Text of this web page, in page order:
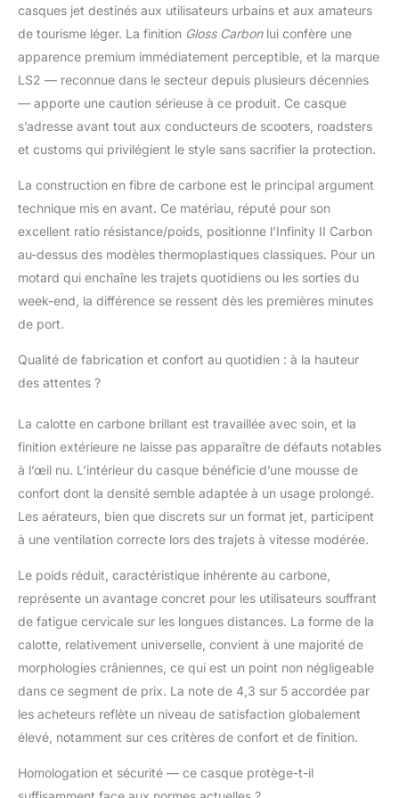
casques jet destinés aux utilisateurs urbains et aux amateurs
de tourisme léger. La finition Gloss Carbonlui confère une
apparence premium immédiatement perceptible, et la marque
LS2 — reconnue dans le secteur depuis plusieurs décennies
— apporte une caution sérieuse à ce produit. Ce casque
s’adresse avant tout aux conducteurs de scooters, roadsters
et customs qui privilégient le style sans sacrifier la protection.
La construction en fibre de carbone est le principal argument
technique mis en avant. Ce matériau, réputé pour son
excellent ratio résistance/poids, positionne l’Infinity II Carbon
au-dessus des modèles thermoplastiques classiques. Pour un
motard qui enchaîne les trajets quotidiens ou les sorties du
week-end, la différence se ressent dès les premières minutes
de port.
Qualité de fabrication et confort au quotidien : à la hauteur
des attentes ?
La calotte en carbone brillant est travaillée avec soin, et la
finition extérieure ne laisse pas apparaître de défauts notables
à l’œil nu. L’intérieur du casque bénéficie d’une mousse de
confort dont la densité semble adaptée à un usage prolongé.
Les aérateurs, bien que discrets sur un format jet, participent
à une ventilation correcte lors des trajets à vitesse modérée.
Le poids réduit, caractéristique inhérente au carbone,
représente un avantage concret pour les utilisateurs souffrant
de fatigue cervicale sur les longues distances. La forme de la
calotte, relativement universelle, convient à une majorité de
morphologies crâniennes, ce qui est un point non négligeable
dans ce segment de prix. La note de 4,3 sur 5 accordée par
les acheteurs reflète un niveau de satisfaction globalement
élevé, notamment sur ces critères de confort et de finition.
Homologation et sécurité — ce casque protège-t-il